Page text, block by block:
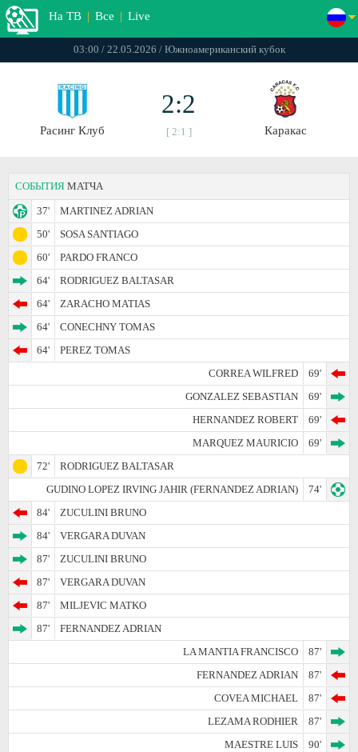
На ТВ | Все | Live
03:00 / 22.05.2026 / Южноамериканский кубок
Расинг Клуб
2:2
[ 2:1 ] Каракас
СОБЫТИЯ МАТЧА
37'
MARTINEZ ADRIAN
50'
SOSA SANTIAGO
60'
PARDO FRANCO
64'
RODRIGUEZ BALTASAR
64'
ZARACHO MATIAS
64'
CONECHNY TOMAS
64'
PEREZ TOMAS
CORREA WILFRED
69'
GONZALEZ SEBASTIAN
69'
HERNANDEZ ROBERT
69'
MARQUEZ MAURICIO
69'
72'
RODRIGUEZ BALTASAR
GUDINO LOPEZ IRVING JAHIR (FERNANDEZ ADRIAN)
74'
84'
ZUCULINI BRUNO
84'
VERGARA DUVAN
87'
ZUCULINI BRUNO
87'
VERGARA DUVAN
87'
MILJEVIC MATKO
87'
FERNANDEZ ADRIAN
LA MANTIA FRANCISCO
87'
FERNANDEZ ADRIAN
87'
COVEA MICHAEL
87'
LEZAMA RODHIER
87'
MAESTRE LUIS
90'